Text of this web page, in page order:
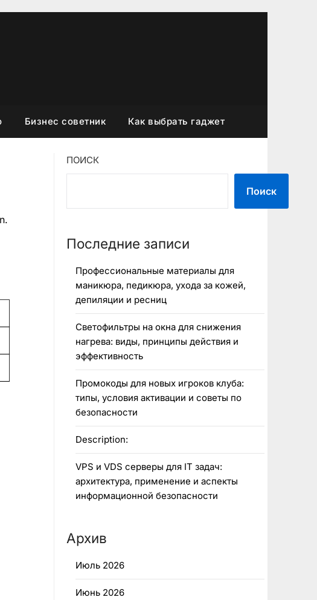
Бизнес советник Как выбрать гаджет
ПОИСК
Поиск
Последние записи
Профессиональные материалы для
маникюра, педикюра, ухода за кожей,
депиляции и ресниц
Светофильтры на окна для снижения
нагрева: виды, принципы действия и
эффективность
Промокоды для новых игроков клуба:
типы, условия активации и советы по
безопасности
Description:
VPS и VDS серверы для IT задач:
архитектура, применение и аспекты
информационной безопасности
Архив
Июль 2026
Июнь 2026